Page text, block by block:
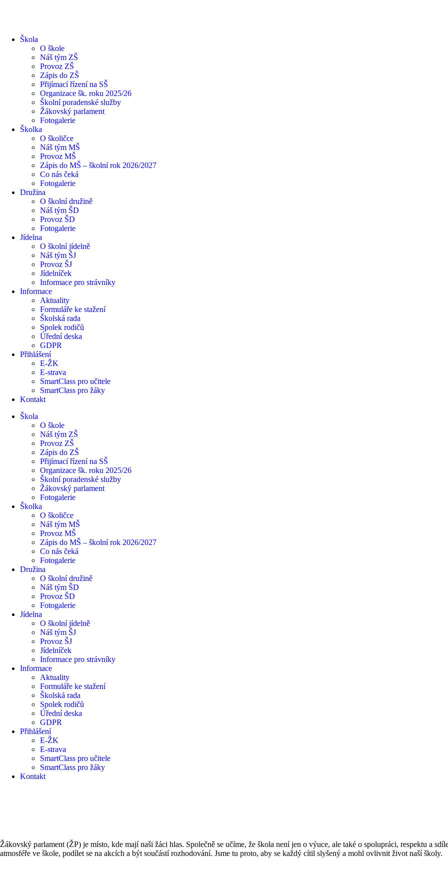
Škola
O škole
Náš tým ZŠ
Provoz ZŠ
Zápis do ZŠ
Přijímací řízení na SŠ
Organizace šk. roku 2025/26
Školní poradenské služby
Žákovský parlament
Fotogalerie
Školka
O školičce
Náš tým MŠ
Provoz MŠ
Zápis do MŠ – školní rok 2026/2027
Co nás čeká
Fotogalerie
Družina
O školní družině
Náš tým ŠD
Provoz ŠD
Fotogalerie
Jídelna
O školní jídelně
Náš tým ŠJ
Provoz ŠJ
Jídelníček
Informace pro strávníky
Informace
Aktuality
Formuláře ke stažení
Školská rada
Spolek rodičů
Úřední deska
GDPR
Přihlášení
E-ŽK
E-strava
SmartClass pro učitele
SmartClass pro žáky
Kontakt
Škola
O škole
Náš tým ZŠ
Provoz ZŠ
Zápis do ZŠ
Přijímací řízení na SŠ
Organizace šk. roku 2025/26
Školní poradenské služby
Žákovský parlament
Fotogalerie
Školka
O školičce
Náš tým MŠ
Provoz MŠ
Zápis do MŠ – školní rok 2026/2027
Co nás čeká
Fotogalerie
Družina
O školní družině
Náš tým ŠD
Provoz ŠD
Fotogalerie
Jídelna
O školní jídelně
Náš tým ŠJ
Provoz ŠJ
Jídelníček
Informace pro strávníky
Informace
Aktuality
Formuláře ke stažení
Školská rada
Spolek rodičů
Úřední deska
GDPR
Přihlášení
E-ŽK
E-strava
SmartClass pro učitele
SmartClass pro žáky
Kontakt
Žákovský parlament (ŽP) je místo, kde mají naši žáci hlas. Společně se učíme, že škola není jen o výuce, ale také o spolupráci, respektu a
atmosféře ve škole, podílet se na akcích a být součástí rozhodování. Jsme tu proto, aby se každý cítil slyšený a mohl ovlivnit život naší školy.